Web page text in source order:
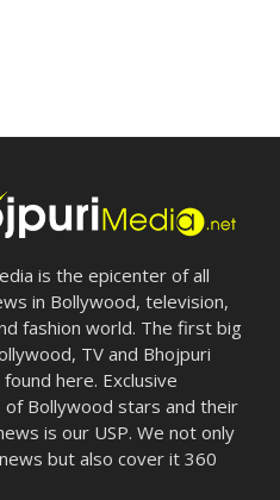
is the epicenter of all
in Bollywood, television,
fashion world. The first big
TV and Bhojpuri
here. Exclusive
Bollywood stars and their
is our USP. We not only
but also cover it 360